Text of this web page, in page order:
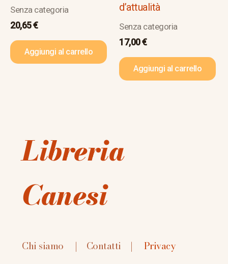
Senza categoria
20,65€
Aggiungi al carrello
d’attualità
Senza categoria
17,00€
Aggiungi al carrello
Libreria
Canesi
Chi siamo | Contatti | Privacy